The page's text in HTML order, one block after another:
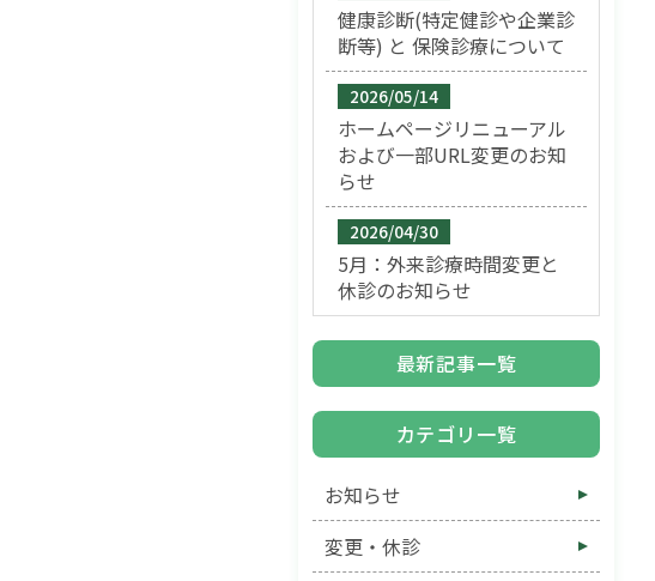
健康診断(特定健診や企業診
断等) と 保険診療について
2026/05/14
ホームページリニューアル
および一部URL変更のお知
らせ
2026/04/30
5月：外来診療時間変更と
休診のお知らせ
最新記事一覧
カテゴリ一覧
お知らせ
変更・休診